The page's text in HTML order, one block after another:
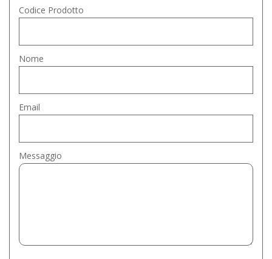
Codice Prodotto
Nome
Email
Messaggio